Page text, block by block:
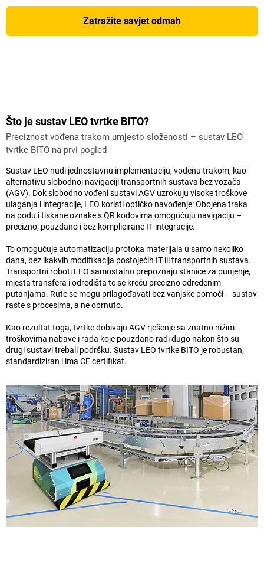
Zatražite savjet odmah
Što je sustav LEO tvrtke BITO?
Preciznost vođena trakom umjesto složenosti – sustav LEO
tvrtke BITO na prvi pogled
Sustav LEO nudi jednostavnu implementaciju, vođenu trakom, kao
alternativu slobodnoj navigaciji transportnih sustava bez vozača
(AGV). Dok slobodno vođeni sustavi AGV uzrokuju visoke troškove
ulaganja i integracije, LEO koristi optičko navođenje: Obojena traka
na podu i tiskane oznake s QR kodovima omogućuju navigaciju –
precizno, pouzdano i bez komplicirane IT integracije.
To omogućuje automatizaciju protoka materijala u samo nekoliko
dana, bez ikakvih modifikacija postojećih IT ili transportnih sustava.
Transportni roboti LEO samostalno prepoznaju stanice za punjenje,
mjesta transfera i odredišta te se kreću precizno određenim
putanjama. Rute se mogu prilagođavati bez vanjske pomoći – sustav
raste s procesima, a ne obrnuto.
Kao rezultat toga, tvrtke dobivaju AGV rješenje sa znatno nižim
troškovima nabave i rada koje pouzdano radi dugo nakon što su
drugi sustavi trebali podršku. Sustav LEO tvrtke BITO je robustan,
standardiziran i ima CE certifikat.